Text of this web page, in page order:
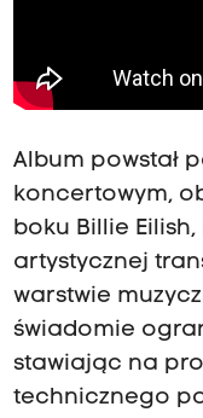
Album powstał
koncertowym,
boku Billie
artystycznej
warstwie
świadomie
stawiając na
technicznego